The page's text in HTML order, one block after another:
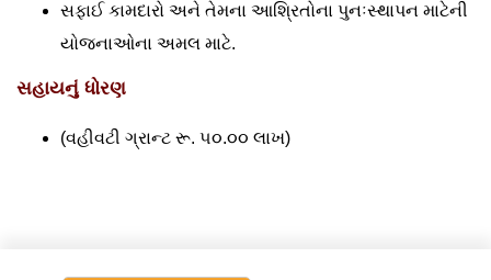
સફાઈ કામદારો અને તેમના આશ્રિતોના પુનઃસ્થાપન માટેની
યોજનાઓના અમલ માટે.
સહાયનું ધોરણ
(વહીવટી ગ્રાન્ટ રૂ. ૫૦.૦૦ લાખ)